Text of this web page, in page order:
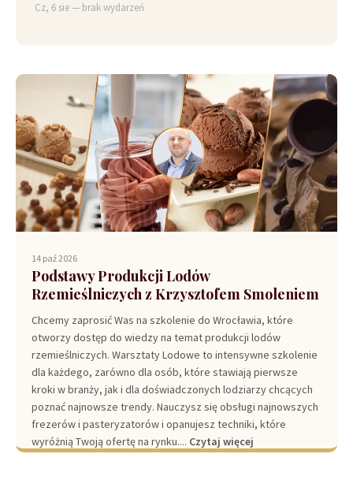
Cz, 6 sie — brak wydarzeń
14 paź 2026
Podstawy Produkcji Lodów
Rzemieślniczych z Krzysztofem Smoleniem
Chcemy zaprosić Was na szkolenie do Wrocławia, które
otworzy dostęp do wiedzy na temat produkcji lodów
rzemieślniczych. Warsztaty Lodowe to intensywne szkolenie
dla każdego, zarówno dla osób, które stawiają pierwsze
kroki w branży, jak i dla doświadczonych lodziarzy chcących
poznać najnowsze trendy. Nauczysz się obsługi najnowszych
frezerów i pasteryzatorów i opanujesz techniki, które
wyróżnią Twoją ofertę na rynku.... Czytaj więcej